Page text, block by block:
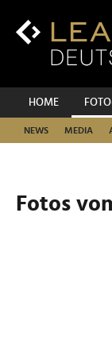
Inhalt
Hauptnavigation
HOME
NEWS MEDIA
Fotos